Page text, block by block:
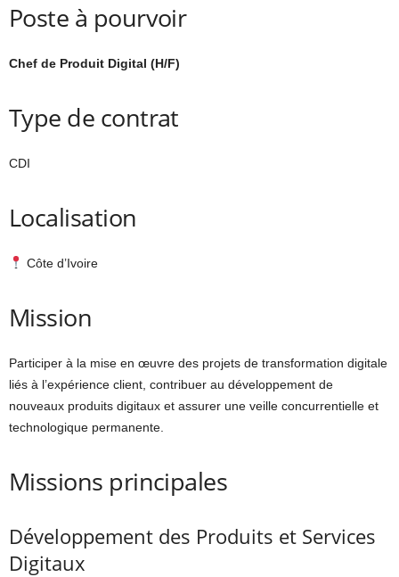
Poste à pourvoir
Chef de Produit Digital (H/F)
Type de contrat
CDI
Localisation
Côte d’Ivoire
Mission
Participer à la mise en œuvre des projets de transformation digitale
liés à l’expérience client, contribuer au développement de
nouveaux produits digitaux et assurer une veille concurrentielle et
technologique permanente.
Missions principales
Développement des Produits et Services
Digitaux